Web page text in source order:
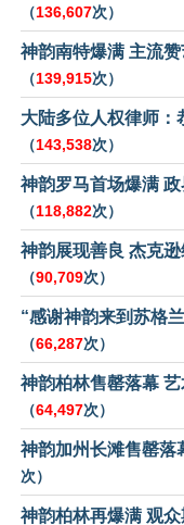
（136,607次）
神韵南特爆满 主流
（139,915次）
大陆多位人权律师：
（143,538次）
神韵罗马首场爆满
（118,882次）
神韵展现善良 杰克
（90,709次）
“感谢神韵来到苏格
（66,287次）
神韵柏林售罄落幕
（64,497次）
神韵加州长滩售罄落
次）
神韵柏林再爆满 观